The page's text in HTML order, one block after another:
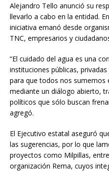
Alejandro Tello anunció su
llevarlo a cabo en la entidad.
iniciativa emanó desde
TNC, empresarios y
“El cuidado del agua es una
instituciones públicas,
para que todos nos sumemos
mediante un diálogo abierto,
políticos que sólo buscan
agregó.
El Ejecutivo estatal aseguró
las sugerencias, por lo que
proyectos como Milpillas,
organización Rema, cuyos